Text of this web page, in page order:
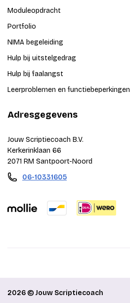
Moduleopdracht
Portfolio
NIMA begeleiding
Hulp bij uitstelgedrag
Hulp bij faalangst
Leerproblemen en functiebeperkingen
Adresgegevens
Jouw Scriptiecoach B.V.
Kerkerinklaan 66
2071 RM Santpoort-Noord
06-10331605
2026 © Jouw Scriptiecoach